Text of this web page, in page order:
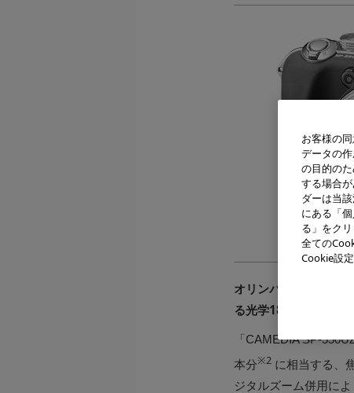
オリンパスイメージ
る光学18倍の高倍率
「CAMEDIA SP-
本分※2 に相当する、
ジタルズーム併用に
お客様の
データの
の目的の
する場合
ダーは当
にある「
る」をク
全ての
Cookie設